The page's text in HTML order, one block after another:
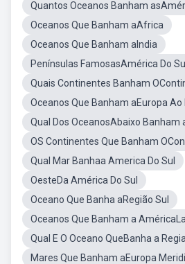
Quantos Oceanos Banham
Oceanos Que Banham aAfrica
Oceanos Que Banham aIndia
Penínsulas FamosasAmérica Do Sul
Quais Continentes Banham
Oceanos Que Banham aEuropa Ao
Qual Dos OceanosAbaixo Banham
OS Continentes Que Banham
Qual Mar Banhaa America Do Sul
OesteDa América Do Sul
Oceano Que Banha aRegião Sul
Oceanos Que Banham a
Qual E O Oceano QueBanha a
Mares Que Banham aEuropa